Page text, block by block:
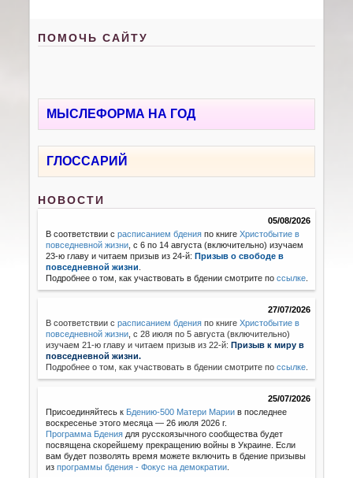
ПОМОЧЬ САЙТУ
МЫСЛЕФОРМА НА ГОД
ГЛОССАРИЙ
НОВОСТИ
05/08/2026
В соответствии срасписанием бдения по книгеХристобытие в
повседневной жизни , с 6 по 14 августа (включительно) изучаем
23-ю главу и читаем призыв из 24-й:Призыв о свободе в
повседневной жизни
Подробнее о том, как участвовать в бдении смотрите поссылке
27/07/2026
В соответствии с расписанием бдения по книгеХристобытие в
повседневной жизни с 28 июля по 5 августа (включительно)
изучаем 21-ю главу и читаем призыв из 22-й:Призыв к миру в
повседневной жизни.
Подробнее о том, как участвовать в бдении смотрите поссылке
25/07/2026
Присоединяйтесь к Бдению-500 Матери Марии в последнее
воскресенье этого месяца — 26 июля 2026 г.
Программа Бдения для русскоязычного сообщества будет
посвящена скорейшему прекращению войны в Украине. Если
вам будет позволять время можете включить в бдение призывы
изпрограммы бдения - Фокус на демократии